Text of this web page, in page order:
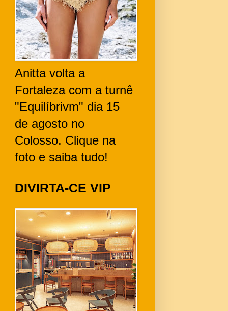
Anitta volta a
Fortaleza com a turnê
"Equilíbrivm" dia 15
de agosto no
Colosso. Clique na
foto e saiba tudo!
DIVIRTA-CE VIP